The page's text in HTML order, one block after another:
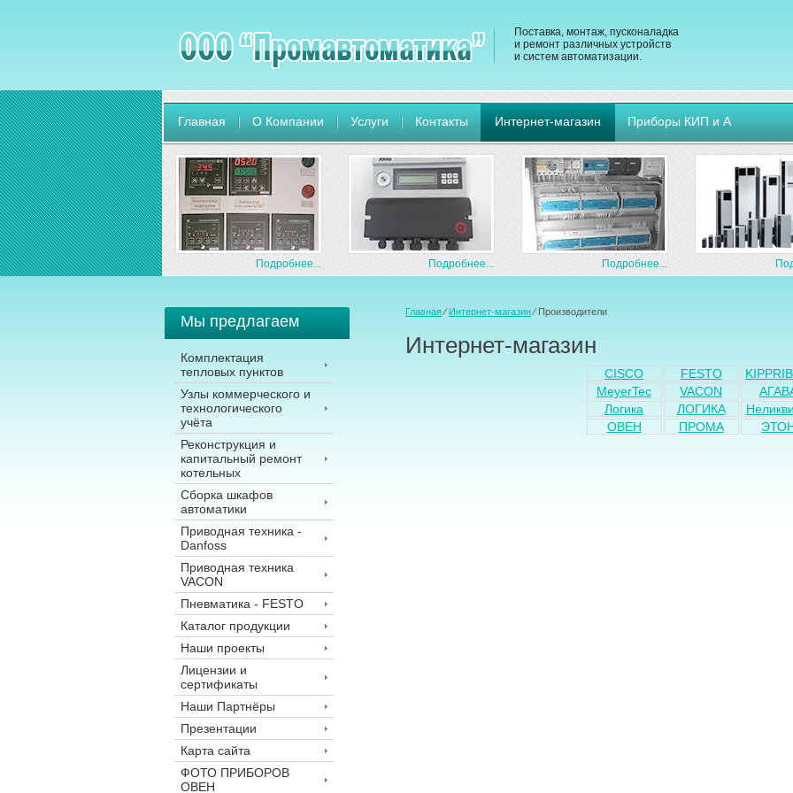
Поставка, монтаж, пусконаладка
и ремонт различных устройств
и систем автоматизации.
Главная О Компании Услуги Контакты Интернет-магазин Приборы КИП и А
Подробнее... Подробнее... Подробнее...
Главная⁄ Интернет-магазин⁄ Производители
Интернет-магазин
CISCO FESTO
MeyerTec
VACON
Логика
ЛОГИКА
ОВЕН
ПРОМА
Мы предлагаем
Комплектация
тепловых пунктов
Узлы коммерческого и
технологического
учёта
Реконструкция и
капитальный ремонт
котельных
Сборка шкафов
автоматики
Приводная техника -
Danfoss
Приводная техника
VACON
Пневматика - FESTO
Каталог продукции
Наши проекты
Лицензии и
сертификаты
Наши Партнёры
Презентации
Карта сайта
ФОТО ПРИБОРОВ
ОВЕН